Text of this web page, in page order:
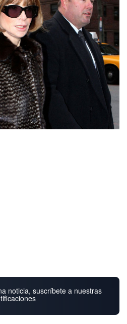
noticia, suscríbete a nuestras